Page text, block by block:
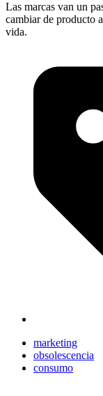
Las marcas van un
cambiar de producto
vida.
marketing
obsolescencia
consumo